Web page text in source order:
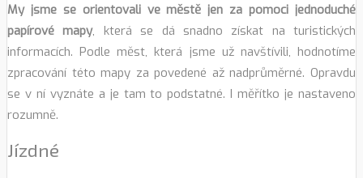
My jsme se orientovali ve městě jen za pomoci jednoduché
papírové mapy, která se dá snadno získat na turistických
informacích. Podle měst, která jsme už navštívili, hodnotíme
zpracování této mapy za povedené až nadprůměrné. Opravdu
se v ní vyznáte a je tam to podstatné. I měřítko je nastaveno
rozumně.
Jízdné